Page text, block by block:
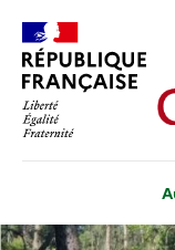
contenu
principal